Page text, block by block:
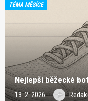
TÉMA MĚSÍCE
Nejlepší běžecké
13. 2. 2026